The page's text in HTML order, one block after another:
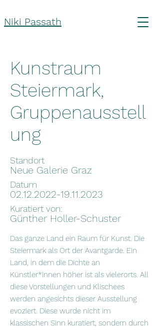
Niki Passath
Kunstraum
Steiermark,
Gruppenausstell
ung
Standort
Neue Galerie Graz
Datum
02.12.2022-19.11.2023
Kuratiert von:
Günther Holler-Schuster
Das ganze Land ein Raum für Kunst. Die
Steiermark als Ort der Avantgarde. Ein
Land, in dem die Dichte an
Künstler*innen höher ist als vielerorts. All
diese Vorstellungen und Klischees
werden angesichts dieser Ausstellung
evoziert. Diese wurde nicht im
klassischen Sinn kuratiert, sondern durch